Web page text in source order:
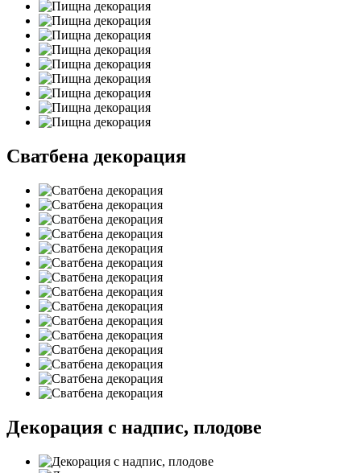
Сватбена декорация
Декорация с надпис, плодове